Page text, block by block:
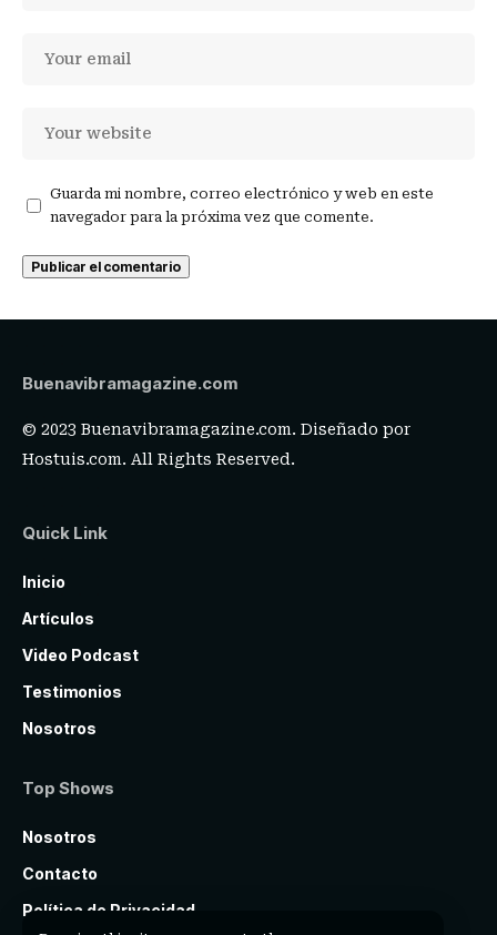
Guarda mi nombre, correo electrónico y web en este
navegador para la próxima vez que comente.
Buenavibramagazine.com
© 2023 Buenavibramagazine.com. Diseñado por
Hostuis.com. All Rights Reserved.
Quick Link
Inicio
Artículos
Video Podcast
Testimonios
Nosotros
Top Shows
Nosotros
Contacto
Política de Privacidad